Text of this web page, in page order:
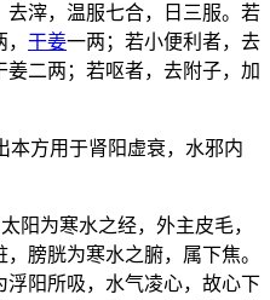
去滓，温服七合，日三服。若
干姜一两；若小便利者，去
二两；若呕者，去附子，加
本方用于肾阳虚衰，水邪内
阳为寒水之经，外主皮毛，
膀胱为寒水之腑，属下焦。
阳所吸，水气凌心，故心下